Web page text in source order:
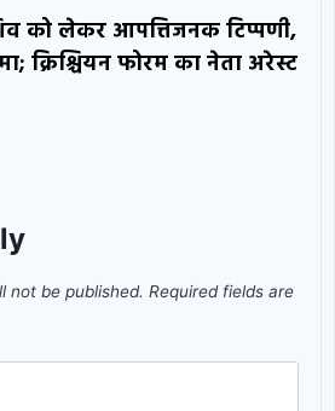
को लेकर आपत्तिजनक टिप्पणी,
क्रिश्चियन फोरम का नेता अरेस्ट
not be published. Required fields are